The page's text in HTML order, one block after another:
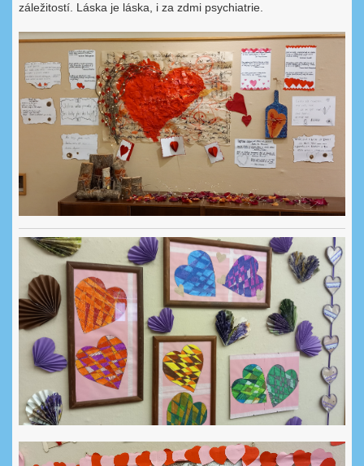
záležitostí. Láska je láska, i za zdmi psychiatrie.